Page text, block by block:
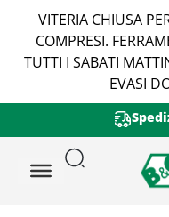
VITERIA CHIUSA
COMPRESI.
TUTTI I SABATI
EVASI